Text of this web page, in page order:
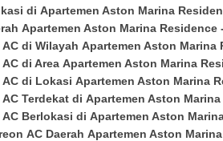
di Apartemen Aston Marina
Apartemen Aston Marina Residence
AC di Wilayah Apartemen Aston Marina
AC di Area Apartemen Aston Marina
AC di Lokasi Apartemen Aston Marina
AC Terdekat di Apartemen Aston
AC Berlokasi di Apartemen Aston
AC Daerah Apartemen Aston